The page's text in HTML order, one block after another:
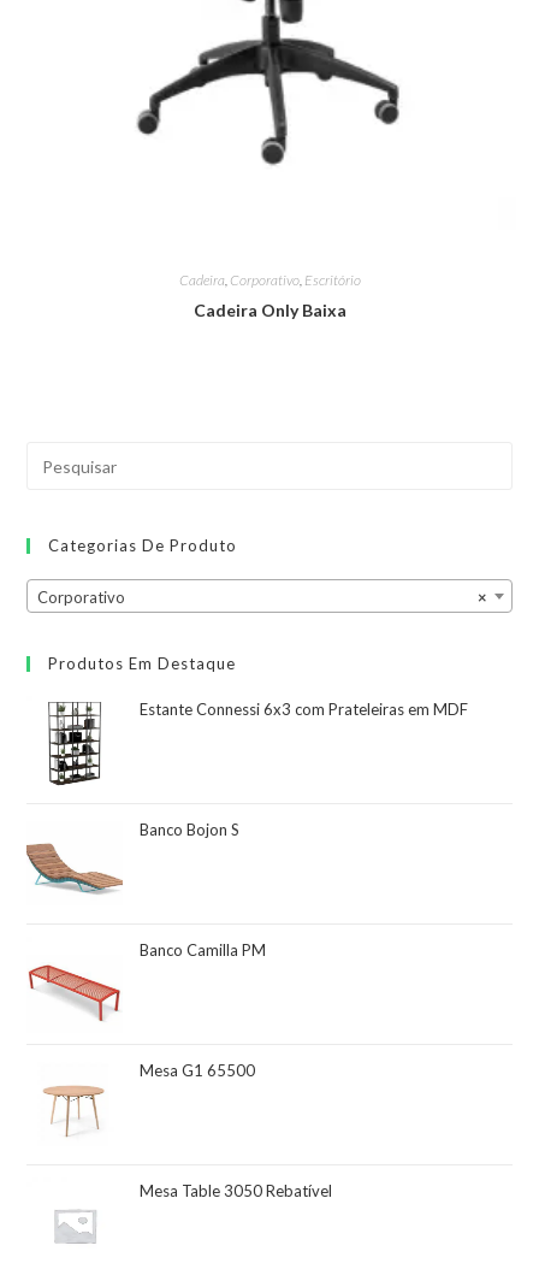
Cadeira Corporativo, Escritório
Cadeira Only Baixa
Categorias De Produto
×
Corporativo
Produtos Em Destaque
Estante Connessi 6x3 com Prateleiras em MDF
Banco Bojon S
Banco Camilla PM
Mesa G1 65500
Mesa Table 3050 Rebatível